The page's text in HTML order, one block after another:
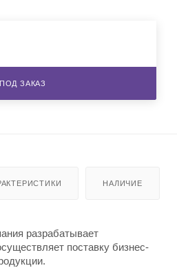
ПОД ЗАКАЗ
НАЛИЧИЕ
разрабатывает
поставку бизнес-